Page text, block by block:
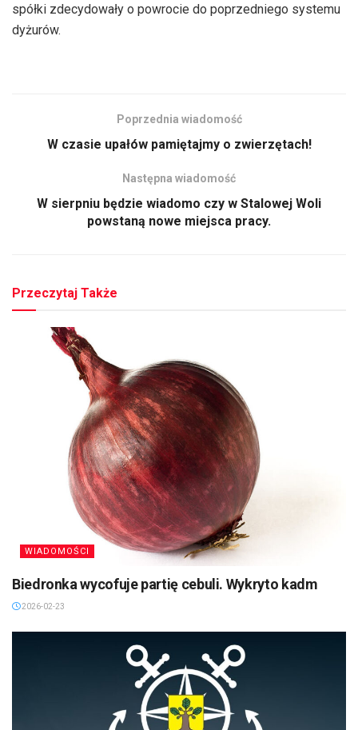
spółki zdecydowały o powrocie do poprzedniego systemu
dyżurów.
Poprzednia wiadomość
W czasie upałów pamiętajmy o zwierzętach!
Następna wiadomość
W sierpniu będzie wiadomo czy w Stalowej Woli
powstaną nowe miejsca pracy.
Przeczytaj Także
WIADOMOŚCI
Biedronka wycofuje partię cebuli. Wykryto kadm
2026-02-23